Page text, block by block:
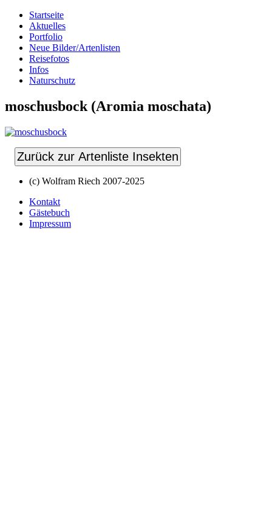
Startseite
Aktuelles
Portfolio
Neue Bilder/Artenlisten
Reisefotos
Infos
Naturschutz
moschusbock (Aromia moschata)
Zurück zur Artenliste Insekten
(c) Wolfram Riech 2007-2025
Kontakt
Gästebuch
Impressum